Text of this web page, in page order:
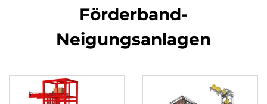
Förderband-
Neigungsanlagen